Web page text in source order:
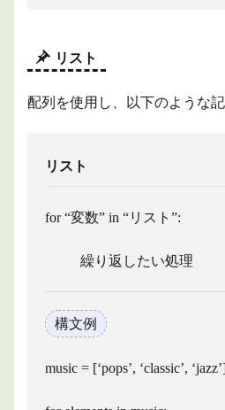
リスト
配列を使用し、以下のような記
リスト
for “変数” in “リスト”:
繰り返したい処理
構文例
music = [‘pops’, ‘classic’,